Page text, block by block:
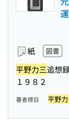
紙 図書
平野力三追想
１９８２
著者標目 平野